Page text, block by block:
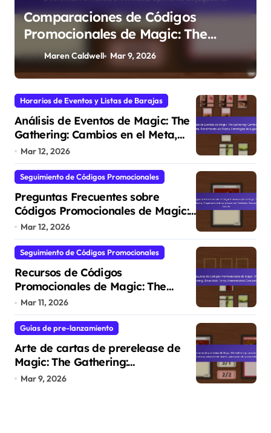
Comparaciones de Códigos
Promocionales de Magic: The
Gathering: Diferentes Formatos,
Efectividad, Opiniones de
Maren Caldwell Mar 9, 2026
Horarios de Eventos y Listas de Barajas
Análisis de Eventos de Magic: The
Gathering: Cambios en el Meta,
Rendimiento de Mazos,
Estrategias de Jugadores
Mar 12, 2026
Seguimiento de Códigos Promocionales
Preguntas Frecuentes sobre
Códigos Promocionales de Magic:
The Gathering: Preguntas
Comunes, Solución de Problemas,
Recursos de Soporte
Mar 12, 2026
Seguimiento de Códigos Promocionales
Recursos de Códigos
Promocionales de Magic: The
Gathering: Sitios Web, Foros,
Herramientas Comunitarias
Mar 11, 2026
Guías de pre-lanzamiento
Arte de cartas de prerelease de
Magic: The Gathering:
características del artista,
Mar 9, 2026